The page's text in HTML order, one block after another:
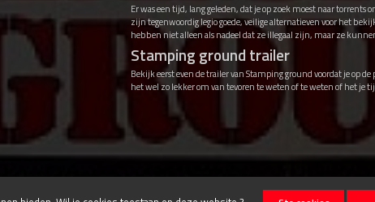
Er was een tijd, lang geleden, dat je op zoek moest naar
zijn tegenwoordig legio goede, veilige alternatieven voor het
hebben niet alleen als nadeel dat ze illegaal zijn, maar ze
Stamping ground trailer
Bekijk eerst even de trailer van Stamping ground voordat je op
het wel zo lekker om van tevoren te weten of te weten of het je